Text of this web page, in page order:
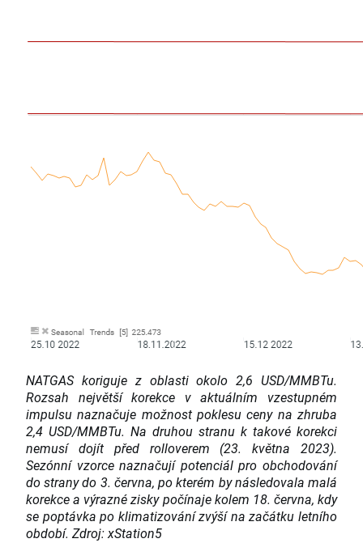
NATGAS koriguje z oblasti okolo 2,6 USD/MMBTu.
Rozsah největší korekce v aktuálním vzestupném
impulsu naznačuje možnost poklesu ceny na zhruba
2,4 USD/MMBTu. Na druhou stranu k takové korekci
nemusí dojít před rolloverem (23. května 2023).
Sezónní vzorce naznačují potenciál pro obchodování
do strany do 3. června, po kterém by následovala malá
korekce a výrazné zisky počínaje kolem 18. června, kdy
se poptávka po klimatizování zvýší na začátku letního
období. Zdroj: xStation5